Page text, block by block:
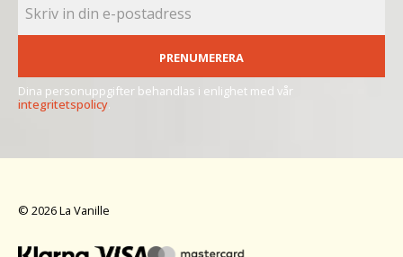
PRENUMERERA
Dina personuppgifter behandlas i enlighet med vår
integritetspolicy.
© 2026 La Vanille